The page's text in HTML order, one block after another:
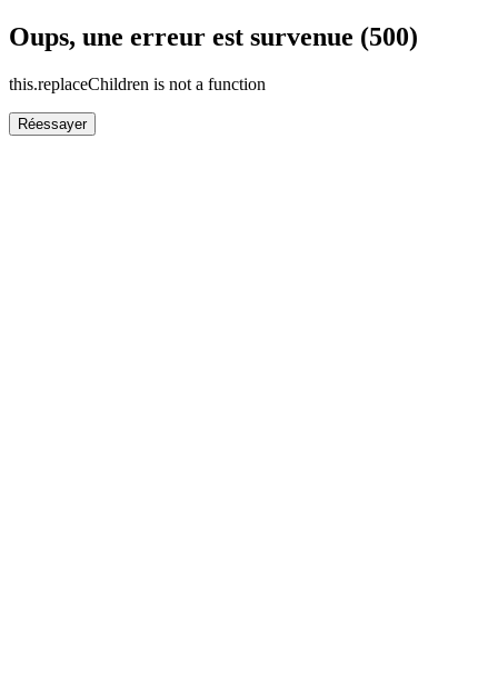
Oups, une erreur est survenue (500)
this.replaceChildren is not a function
Réessayer